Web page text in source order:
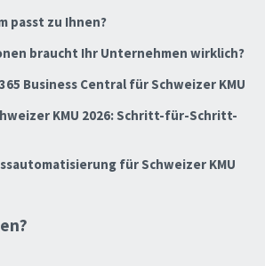
passt zu Ihnen?
braucht Ihr Unternehmen wirklich?
Business Central für Schweizer KMU
KMU 2026: Schritt-für-Schritt-
für Schweizer KMU